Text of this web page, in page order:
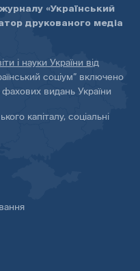
«Український
друкованого медіа
і науки України від
соціум” включено
фахових видань України
капіталу, соціальні